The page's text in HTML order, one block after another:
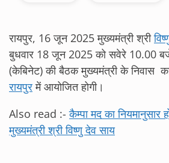
रायपुर, 16 जून 2025 मुख्यमंत्री श्री
बुधवार 18 जून 2025 को सवेरे 10.00 बजे
(केबिनेट) की बैठक मुख्यमंत्री के निवास
रायपुरमें आयोजित होगी।
Also read :-कैम्पा मद का नियमानुसार
मुख्यमंत्री श्री विष्णु देव साय